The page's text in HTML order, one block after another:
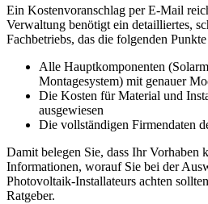
Ein Kostenvoranschlag per E-Mail
Verwaltung benötigt ein detailliertes,
Fachbetriebs, das die folgenden
Alle Hauptkomponenten
Montagesystem) mit genauer
Die Kosten für Material und
ausgewiesen
Die vollständigen Firmendaten
Damit belegen Sie, dass Ihr Vorhaben
Informationen, worauf Sie bei der
Photovoltaik-Installateurs achten
Ratgeber.